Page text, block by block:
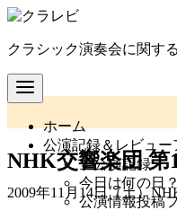
コ
テ
ン
ツ
移
クラシック演奏会に関す
ホーム
公演記録＆レビュー
全公演記録
今日は何の日
公演情報投稿
NHK交響楽団 第
2009年11月14日（土）